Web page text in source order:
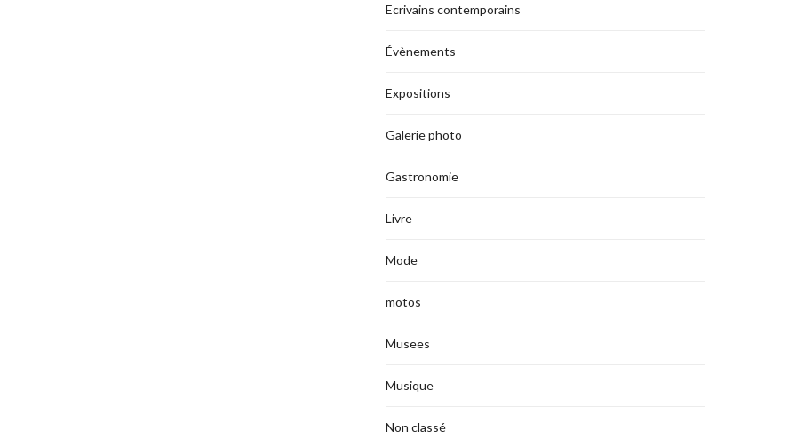
Ecrivains contemporains
Évènements
Expositions
Galerie photo
Gastronomie
Livre
Mode
motos
Musees
Musique
Non classé